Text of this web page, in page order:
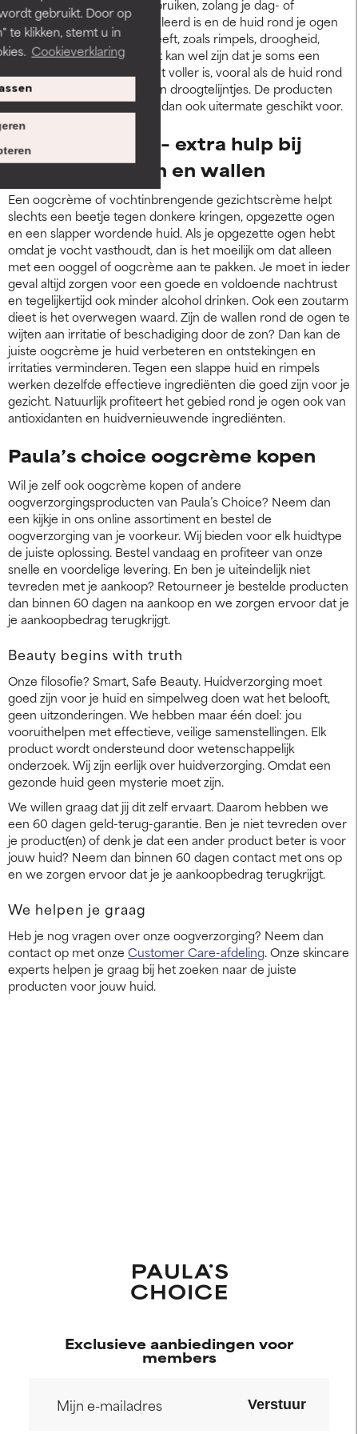
gebruikt. Door op
te klikken, stemt u in
Cookieverklaring
ooggel of oogcrème te gebruiken, zolang je dag- of
nachtcrème goed geformuleerd is en de huid rond je ogen
geen andere problemen heeft, zoals rimpels, droogheid,
roodheid of iets anders. Het kan wel zijn dat je soms een
speciaal oogproduct wilt dat voller is, vooral als de huid rond
je ogen sneller last heeft van droogtelijntjes. De producten
van Paula’s Choice zijn hier dan ook uitermate geschikt voor.
Oogverzorging – extra hulp bij
donkere kringen en wallen
Een oogcrème of vochtinbrengende gezichtscrème helpt
slechts een beetje tegen donkere kringen, opgezette ogen
en een slapper wordende huid. Als je opgezette ogen hebt
omdat je vocht vasthoudt, dan is het moeilijk om dat alleen
met een ooggel of oogcrème aan te pakken. Je moet in ieder
geval altijd zorgen voor een goede en voldoende nachtrust
en tegelijkertijd ook minder alcohol drinken. Ook een zoutarm
dieet is het overwegen waard. Zijn de wallen rond de ogen te
wijten aan irritatie of beschadiging door de zon? Dan kan de
juiste oogcrème je huid verbeteren en ontstekingen en
irritaties verminderen. Tegen een slappe huid en rimpels
werken dezelfde effectieve ingrediënten die goed zijn voor je
gezicht. Natuurlijk profiteert het gebied rond je ogen ook van
antioxidanten en huidvernieuwende ingrediënten.
Paula’s choice oogcrème kopen
Wil je zelf ook oogcrème kopen of andere
oogverzorgingsproducten van Paula’s Choice? Neem dan
een kijkje in ons online assortiment en bestel de
oogverzorging van je voorkeur. Wij bieden voor elk huidtype
de juiste oplossing. Bestel vandaag en profiteer van onze
snelle en voordelige levering. En ben je uiteindelijk niet
tevreden met je aankoop? Retourneer je bestelde producten
dan binnen 60 dagen na aankoop en we zorgen ervoor dat je
je aankoopbedrag terugkrijgt.
Beauty begins with truth
Onze filosofie? Smart, Safe Beauty. Huidverzorging moet
goed zijn voor je huid en simpelweg doen wat het belooft,
geen uitzonderingen. We hebben maar één doel: jou
vooruithelpen met effectieve, veilige samenstellingen. Elk
product wordt ondersteund door wetenschappelijk
onderzoek. Wij zijn eerlijk over huidverzorging. Omdat een
gezonde huid geen mysterie moet zijn.
We willen graag dat jij dit zelf ervaart. Daarom hebben we
een 60 dagen geld-terug-garantie. Ben je niet tevreden over
je product(en) of denk je dat een ander product beter is voor
jouw huid? Neem dan binnen 60 dagen contact met ons op
en we zorgen ervoor dat je je aankoopbedrag terugkrijgt.
We helpen je graag
Heb je nog vragen over onze oogverzorging? Neem dan
contact op met onze Customer Care-afdeling. Onze skincare
experts helpen je graag bij het zoeken naar de juiste
producten voor jouw huid.
Exclusieve aanbiedingen voor
members
Verstuur